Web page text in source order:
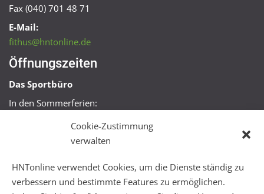
Cookie-Zustimmung
verwalten
HNTonline verwendet Cookies, um die Dienste ständig zu
verbessern und bestimmte Features zu ermöglichen.
Fax (040) 701 48 71
E-Mail:
fithus@hntonline.de
Öffnungszeiten
Das Sportbüro
In den Sommerferien:
Mo + Mi 16:00 – 18:00 Uhr
Mo – Fr 08:00 – 22:00 Uhr
Sa + So 10:00 – 18:00 Uhr